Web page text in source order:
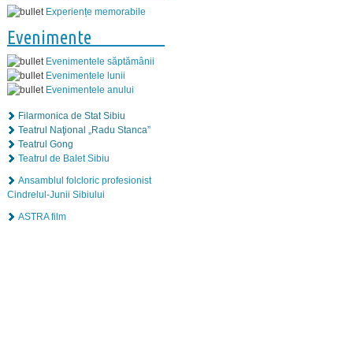
Experiențe memorabile
Evenimente
Evenimentele săptămânii
Evenimentele lunii
Evenimentele anului
Filarmonica de Stat Sibiu
Teatrul Naţional „Radu Stanca”
Teatrul Gong
Teatrul de Balet Sibiu
Ansamblul folcloric profesionist
Cindrelul-Junii Sibiului
ASTRA film